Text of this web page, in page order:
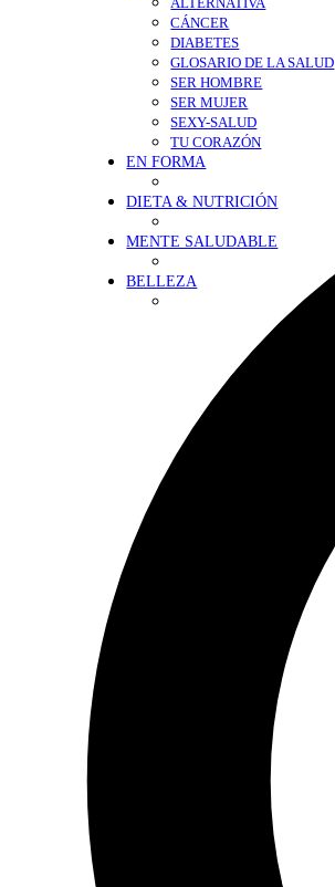
ALTERNATIVA
CÁNCER
DIABETES
GLOSARIO DE LA SALUD
SER HOMBRE
SER MUJER
SEXY-SALUD
TU CORAZÓN
EN FORMA
DIETA & NUTRICIÓN
MENTE SALUDABLE
BELLEZA